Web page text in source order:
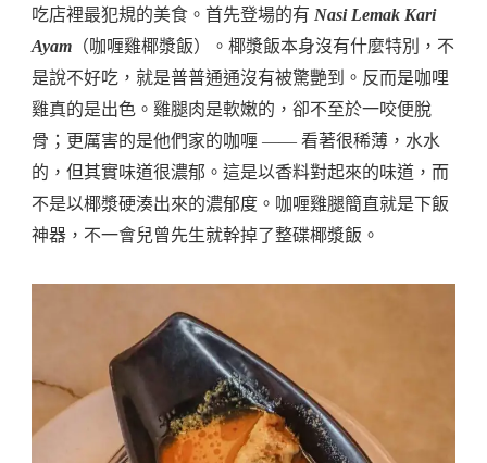
吃店裡最犯規的美食。首先登場的有 Nasi Lemak Kari
Ayam （咖喱雞椰漿飯）。椰漿飯本身沒有什麼特別，不
是說不好吃，就是普普通通沒有被驚艷到。反而是咖哩
雞真的是出色。雞腿肉是軟嫩的，卻不至於一咬便脫
骨；更厲害的是他們家的咖喱 —— 看著很稀薄，水水
的，但其實味道很濃郁。這是以香料對起來的味道，而
不是以椰漿硬湊出來的濃郁度。咖喱雞腿簡直就是下飯
神器，不一會兒曾先生就幹掉了整碟椰漿飯。